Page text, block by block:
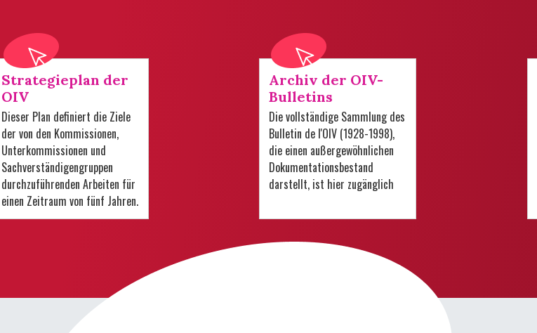
Strategieplan der
OIV
Dieser Plan definiert die Ziele
der von den Kommissionen,
Unterkommissionen und
Sachverständigengruppen
durchzuführenden Arbeiten für
einen Zeitraum von fünf Jahren.
Archiv der OIV-
Bulletins
Die vollständige Sammlung des
Bulletin de l'OIV (1928-1998),
die einen außergewöhnlichen
Dokumentationsbestand
darstellt, ist hier zugänglich